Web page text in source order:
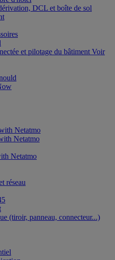
DCL et boîte de sol
et pilotage du bâtiment Voir
Netatmo
Netatmo
Netatmo
réseau
(tiroir, panneau, connecteur...)